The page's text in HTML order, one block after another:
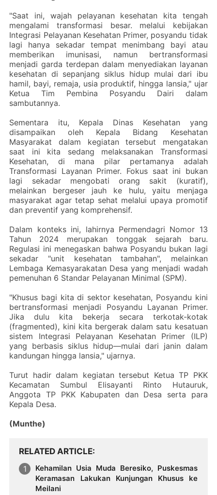
‎"Saat ini, wajah pelayanan kesehatan kita tengah
mengalami transformasi besar. melalui kebijakan
Integrasi Pelayanan Kesehatan Primer, posyandu tidak
lagi hanya sekadar tempat menimbang bayi atau
memberikan imunisasi, namun bertransformasi
menjadi garda terdepan dalam menyediakan layanan
kesehatan di sepanjang siklus hidup mulai dari ibu
hamil, bayi, remaja, usia produktif, hingga lansia," ujar
Ketua Tim Pembina Posyandu Dairi dalam
sambutannya.
‎Sementara itu, Kepala Dinas Kesehatan yang
disampaikan oleh Kepala Bidang Kesehatan
Masyarakat dalam kegiatan tersebut mengatakan
saat ini kita sedang melaksanakan Transformasi
Kesehatan, di mana pilar pertamanya adalah
Transformasi Layanan Primer. Fokus saat ini bukan
lagi sekadar mengobati orang sakit (kuratif),
melainkan bergeser jauh ke hulu, yaitu menjaga
masyarakat agar tetap sehat melalui upaya promotif
dan preventif yang komprehensif.
‎Dalam konteks ini, lahirnya Permendagri Nomor 13
Tahun 2024 merupakan tonggak sejarah baru.
Regulasi ini menegaskan bahwa Posyandu bukan lagi
sekadar "unit kesehatan tambahan", melainkan
Lembaga Kemasyarakatan Desa yang menjadi wadah
pemenuhan 6 Standar Pelayanan Minimal (SPM).
‎"Khusus bagi kita di sektor kesehatan, Posyandu kini
bertransformasi menjadi Posyandu Layanan Primer.
Jika dulu kita bekerja secara terkotak-kotak
(fragmented), kini kita bergerak dalam satu kesatuan
sistem Integrasi Pelayanan Kesehatan Primer (ILP)
yang berbasis siklus hidup—mulai dari janin dalam
kandungan hingga lansia," ujarnya.
‎Turut hadir dalam kegiatan tersebut Ketua TP PKK
Kecamatan Sumbul Elisayanti Rinto Hutauruk,
Anggota TP PKK Kabupaten dan Desa serta para
Kepala Desa.
‎(Munthe)
RELATED ARTICLE
Kehamilan Usia Muda Beresiko, Puskesmas
Keramasan Lakukan Kunjungan Khusus ke
Meilani ‎